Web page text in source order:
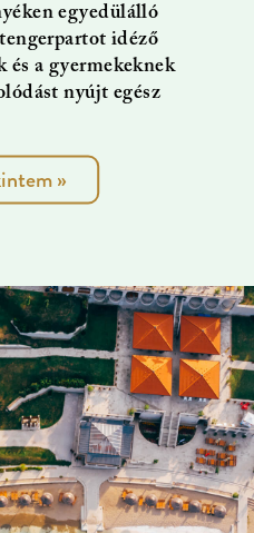
egyedülálló
idéző
a gyermekeknek
nyújt egész
»